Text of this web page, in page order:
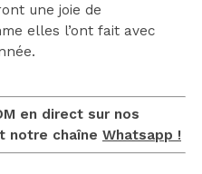
une joie de
elles l’ont fait avec
en direct sur nos
notre chaîne Whatsapp !